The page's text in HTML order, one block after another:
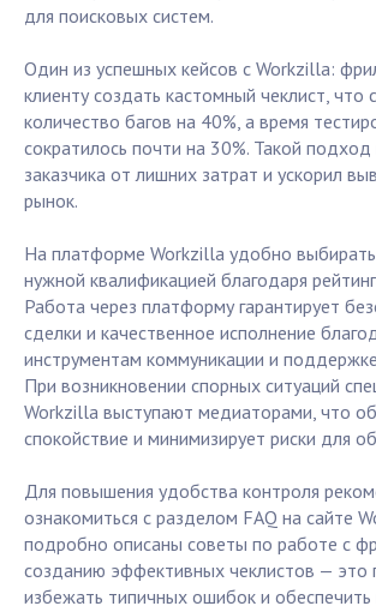
для поисковых систем.
Один из успешных кейсов с Workzilla:
клиенту создать кастомный чеклист, что
количество багов на 40%, а время
сократилось почти на 30%. Такой подход
заказчика от лишних затрат и ускорил
рынок.
На платформе Workzilla удобно
нужной квалификацией благодаря
Работа через платформу гарантирует
сделки и качественное исполнение
инструментам коммуникации и
При возникновении спорных ситуаций
Workzilla выступают медиаторами, что
спокойствие и минимизирует риски для
Для повышения удобства контроля
ознакомиться с разделом FAQ на сайте
подробно описаны советы по работе с
созданию эффективных чеклистов — это
избежать типичных ошибок и